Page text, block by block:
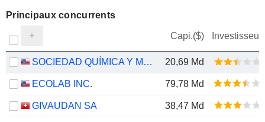
Principaux concurrents
Capi.($) Investisseur
SOCIEDAD QUÍMICA Y MINERA DE CHILE S.A. 20,69 Md
ECOLAB INC. 79,78 Md
GIVAUDAN SA 38,47 Md